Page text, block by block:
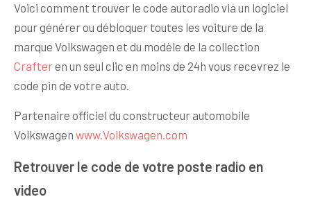
Voici comment trouver le code autoradio via un logiciel
pour générer ou débloquer toutes les voiture de la
marque Volkswagen et du modèle de la collection
Crafteren un seul clic en moins de 24h vous recevrez le
code pin de votre auto.
Partenaire officiel du constructeur automobile
Volkswagen www.Volkswagen.com
Retrouver le code de votre poste radio en
video